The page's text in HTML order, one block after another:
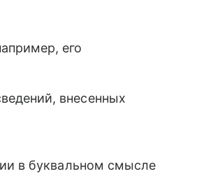
его
внесенных
в буквальном смысле